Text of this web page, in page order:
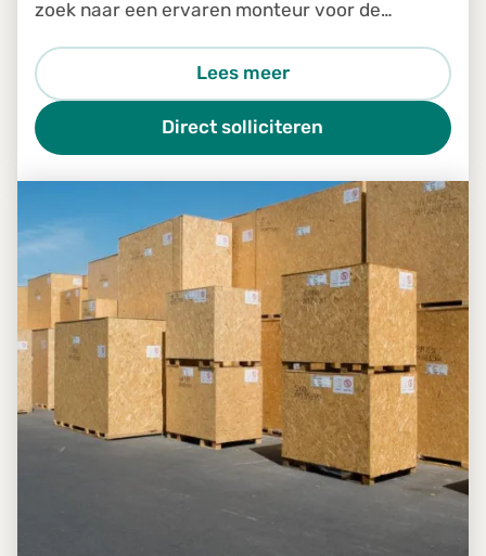
zoek naar een ervaren monteur voor de
Lees meer
Direct solliciteren